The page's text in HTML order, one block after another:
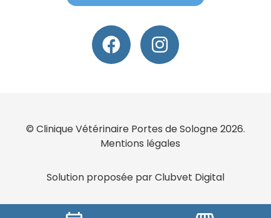
© Clinique Vétérinaire Portes de Sologne 2026.
Mentions légales
Solution proposée par Clubvet Digital